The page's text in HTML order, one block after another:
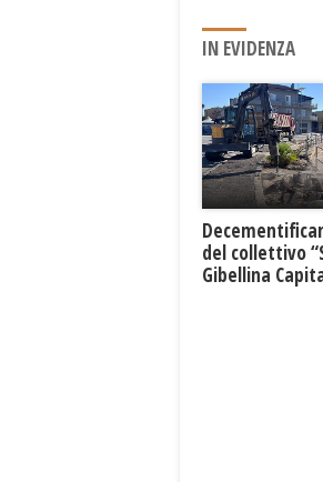
IN EVIDENZA
del collettivo
Gibellina